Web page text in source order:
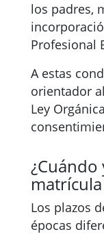
los padres,
Profesional
A estas
orientador
Ley
Los plazos
épocas